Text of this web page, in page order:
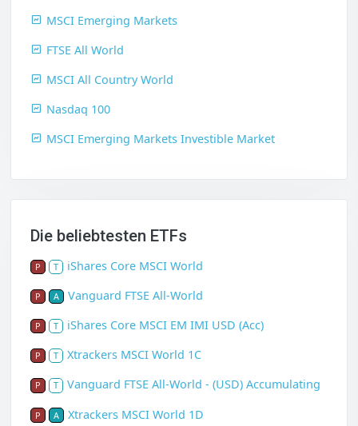
MSCI Emerging Markets
FTSE All World
MSCI All Country World
Nasdaq 100
MSCI Emerging Markets Investible Market
Die beliebtesten ETFs
P T iShares Core MSCI World
P A Vanguard FTSE All-World
P T iShares Core MSCI EM IMI USD (Acc)
P T Xtrackers MSCI World 1C
P T Vanguard FTSE All-World - (USD) Accumulating
P A Xtrackers MSCI World 1D